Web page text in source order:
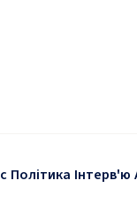
Політика Інтерв'ю